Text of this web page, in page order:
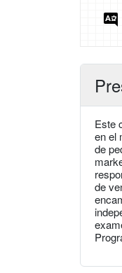
Este
en el
de
de